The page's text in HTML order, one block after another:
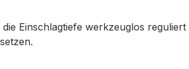
Einschlagtiefe werkzeuglos